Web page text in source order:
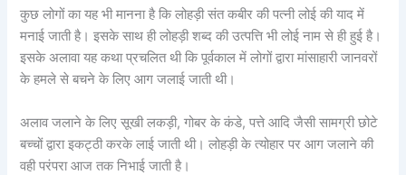
कुछ लोगों का यह भी मानना ​​है कि लोहड़ी संत कबीर की पत्नी लोई की याद में
मनाई जाती है। इसके साथ ही लोहड़ी शब्द की उत्पत्ति भी लोई नाम से ही हुई है।
इसके अलावा यह कथा प्रचलित थी कि पूर्वकाल में लोगों द्वारा मांसाहारी जानवरों
के हमले से बचने के लिए आग जलाई जाती थी।
अलाव जलाने के लिए सूखी लकड़ी, गोबर के कंडे, पत्ते आदि जैसी सामग्री छोटे
बच्चों द्वारा इकट्ठी करके लाई जाती थी। लोहड़ी के त्योहार पर आग जलाने की
वही परंपरा आज तक निभाई जाती है।